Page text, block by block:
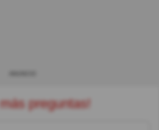
preguntas!